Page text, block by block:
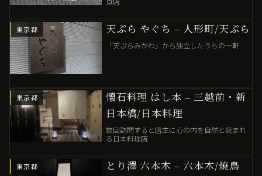
東京都 天ぷら やぐち – 人形町/天ぷら
「天ぷらみかわ」から独立したうちの一軒
東京都
懐石料理 はし本 – 三越前・新
日本橋/日本料理
数回訪問すると店主に心の内を自然と読まれ
る日本料理店
東京都 とり澤 六本木 – 六本木/焼鳥